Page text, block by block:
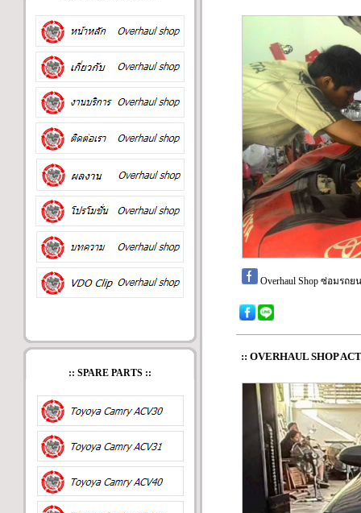
Overhaul Shop ซ่อมรถ
:: SPARE PARTS ::
:: OVERHAUL SHOP